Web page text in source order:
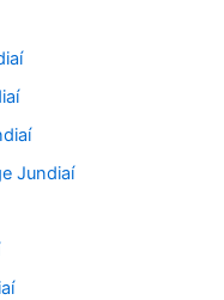
Jundiaí